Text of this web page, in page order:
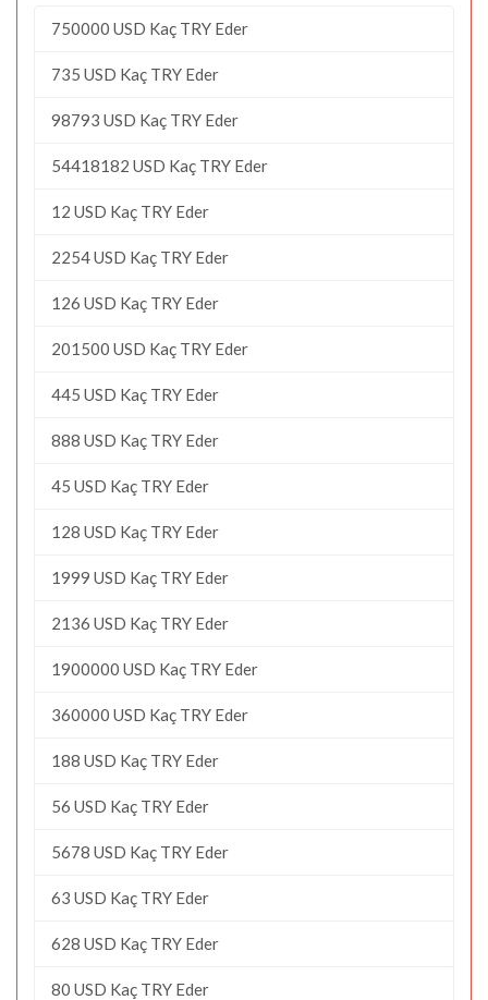
750000 USD Kaç TRY Eder
735 USD Kaç TRY Eder
98793 USD Kaç TRY Eder
54418182 USD Kaç TRY Eder
12 USD Kaç TRY Eder
2254 USD Kaç TRY Eder
126 USD Kaç TRY Eder
201500 USD Kaç TRY Eder
445 USD Kaç TRY Eder
888 USD Kaç TRY Eder
45 USD Kaç TRY Eder
128 USD Kaç TRY Eder
1999 USD Kaç TRY Eder
2136 USD Kaç TRY Eder
1900000 USD Kaç TRY Eder
360000 USD Kaç TRY Eder
188 USD Kaç TRY Eder
56 USD Kaç TRY Eder
5678 USD Kaç TRY Eder
63 USD Kaç TRY Eder
628 USD Kaç TRY Eder
80 USD Kaç TRY Eder